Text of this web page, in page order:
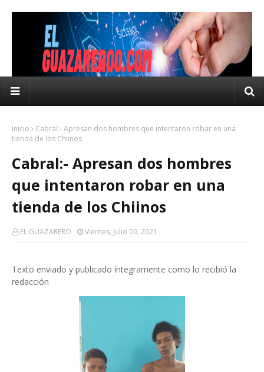
Inicio
Cabral:- Apresan dos hombres que intentaron robar en una
tienda de los Chiinos
Cabral:- Apresan dos hombres
que intentaron robar en una
tienda de los Chiinos
EL GUAZARERO Viernes, Julio 09, 2021
Texto enviado y publicado íntegramente como lo recibió la
redacción